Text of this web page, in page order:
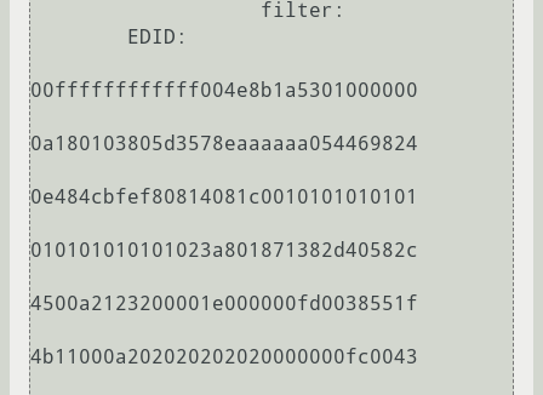
00ffffffffffff004e8b1a5301000000
0a180103805d3578eaaaaaa054469824
0e484cbfef80814081c0010101010101
010101010101023a801871382d40582c
4500a2123200001e000000fd0038551f
4b11000a202020202020000000fc0043